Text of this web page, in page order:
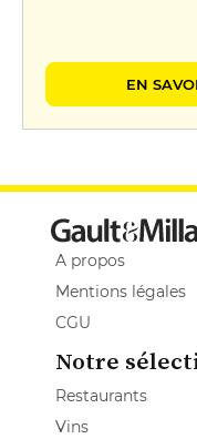
EN
A propos
Mentions légales
CGU
Notre
Restaurants
Vins